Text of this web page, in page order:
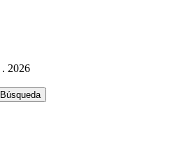
. 2026
Búsqueda